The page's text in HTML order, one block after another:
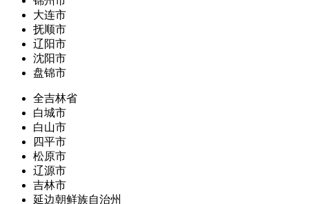
大连市
抚顺市
辽阳市
沈阳市
盘锦市
全吉林省
白城市
白山市
四平市
松原市
辽源市
吉林市
延边朝鲜族自治州